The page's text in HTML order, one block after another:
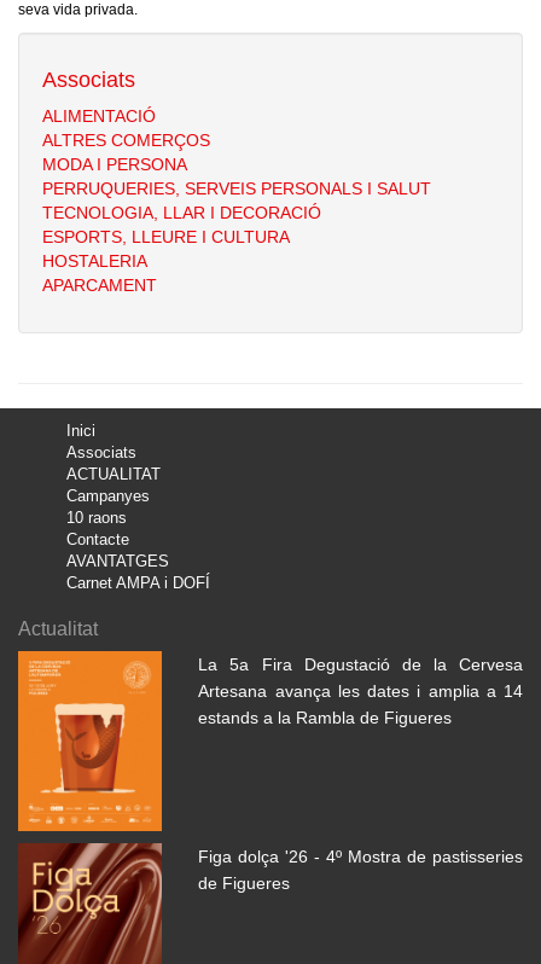
seva vida privada.
Associats
ALIMENTACIÓ
ALTRES COMERÇOS
MODA I PERSONA
PERRUQUERIES, SERVEIS PERSONALS I SALUT
TECNOLOGIA, LLAR I DECORACIÓ
ESPORTS, LLEURE I CULTURA
HOSTALERIA
APARCAMENT
Inici
Associats
ACTUALITAT
Campanyes
10 raons
Contacte
AVANTATGES
Carnet AMPA i DOFÍ
Actualitat
La 5a Fira Degustació de la Cervesa
Artesana avança les dates i amplia a 14
estands a la Rambla de Figueres
Figa dolça '26 - 4º Mostra de pastisseries
de Figueres